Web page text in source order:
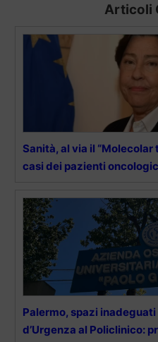
Articoli
Sanità, al via il
casi dei pazienti
Palermo, spazi
d’Urgenza al Policlinico: